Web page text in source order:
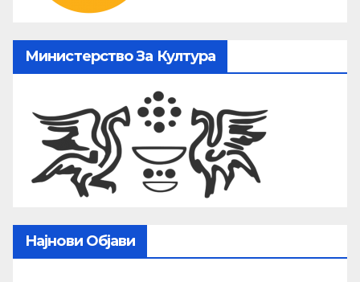
Министерство За Култура
Најнови Објави